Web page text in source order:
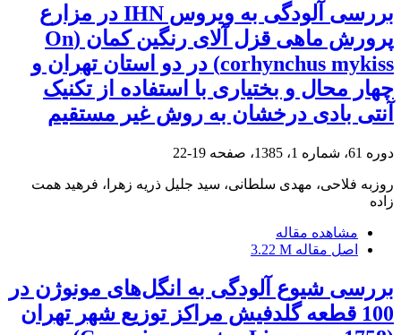
بررسی آلودگی به ویروس IHN در مزارع
پرورش ماهی قزل آلای رنگین کمان (On
corhynchus mykiss) در دو استان تهران و
چهار محال و بختیاری با استفاده از تکنیک
آنتی بادی درخشان به روش غیر مستقیم
دوره 61، شماره 1، 1385، صفحه 19-22
روزبه فلاحی، مهدی سلطانی، سید جلیل ذریه زهرا، فرهید همت
زاده
مشاهده مقاله
اصل مقاله 3.22 M
بررسی شیوع آلودگی به انگل‌های مونوژن در
100 قطعه گلدفیش مراکز توزیع شهر تهران